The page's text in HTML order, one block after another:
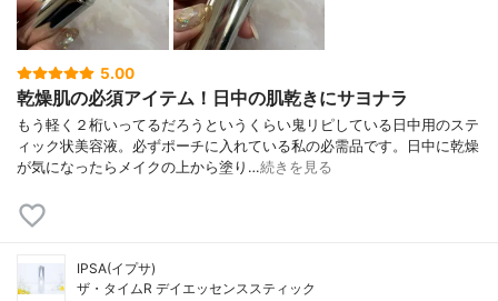
5.00
乾燥肌の必須アイテム！日中の肌乾きにサヨナラ
もう軽く２桁いってるだろうというくらい鬼リピしている日中用のステ
ィック状美容液。必ずポーチに入れている私の必需品です。日中に乾燥
が気になったらメイクの上から塗り…続きを見る
IPSA(イプサ)
ザ・タイムR デイエッセンススティック